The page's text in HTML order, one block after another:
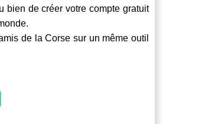
bien de créer votre compte gratuit
de la Corse sur un même outil